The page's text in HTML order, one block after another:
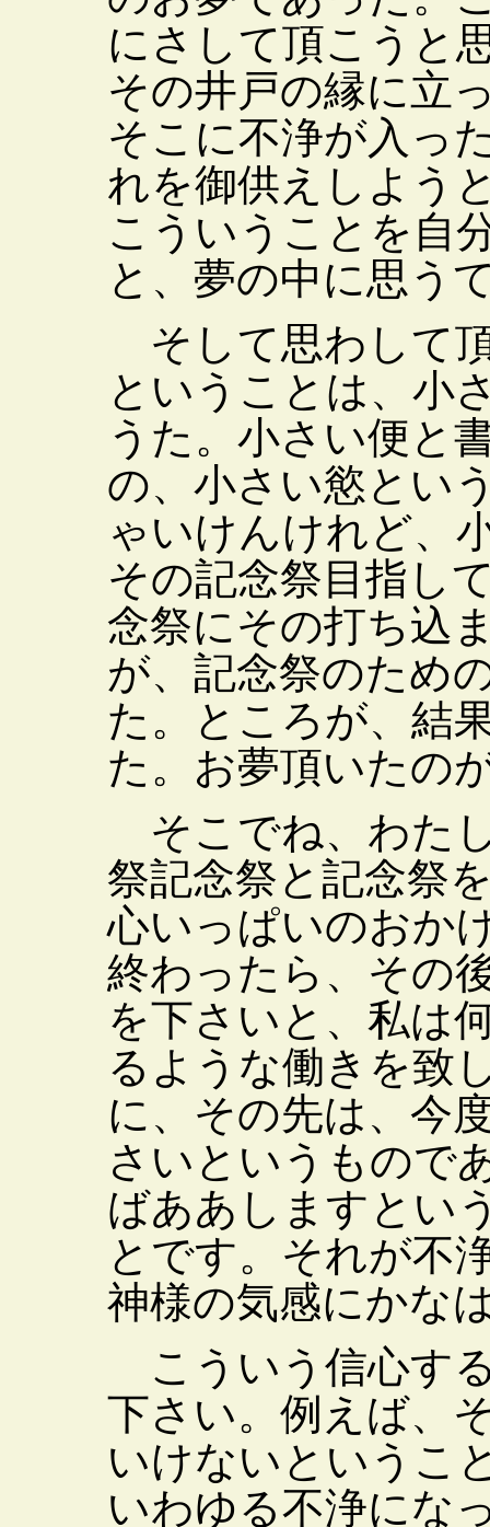
にさして頂こうと
その井戸の縁に立
そこに不浄が入っ
れを御供えしよう
こういうことを自
と、夢の中に思う
そして思わして
ということは、小
うた。小さい便と
の、小さい慾とい
ゃいけんけれど、
その記念祭目指し
念祭にその打ち込
が、記念祭のため
た。ところが、結
た。お夢頂いたの
そこでね、わた
祭記念祭と記念祭
心いっぱいのおか
終わったら、その
を下さいと、私は
るような働きを致
に、その先は、今
さいというもので
ばああしますとい
とです。それが不
神様の気感にかな
こういう信心す
下さい。例えば、
いけないというこ
いわゆる不浄にな